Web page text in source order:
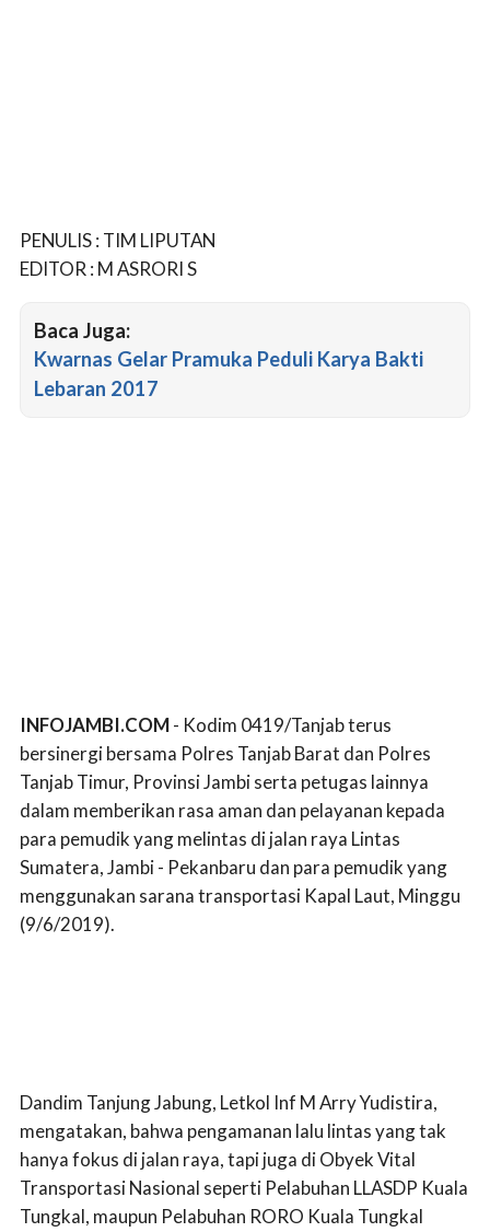
PENULIS : TIM LIPUTAN
EDITOR : M ASRORI S
Baca Juga:
Kwarnas Gelar Pramuka Peduli Karya Bakti
Lebaran 2017
INFOJAMBI.COM- Kodim 0419/Tanjab terus
bersinergi bersama Polres Tanjab Barat dan Polres
Tanjab Timur, Provinsi Jambi serta petugas lainnya
dalam memberikan rasa aman dan pelayanan kepada
para pemudik yang melintas di jalan raya Lintas
Sumatera, Jambi - Pekanbaru dan para pemudik yang
menggunakan sarana transportasi Kapal Laut, Minggu
(9/6/2019).
Dandim Tanjung Jabung, Letkol Inf M Arry Yudistira,
mengatakan, bahwa pengamanan lalu lintas yang tak
hanya fokus di jalan raya, tapi juga di Obyek Vital
Transportasi Nasional seperti Pelabuhan LLASDP Kuala
Tungkal, maupun Pelabuhan RORO Kuala Tungkal